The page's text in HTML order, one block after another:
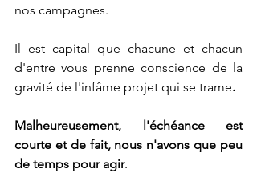
nos campagnes.
Il est capital que chacune et chacun
d'entre vous prenne conscience de la
gravité de l'infâme projet qui se trame.
Malheureusement, l'échéance est
courte et de fait, nous n'avons que peu
de temps pour agir.